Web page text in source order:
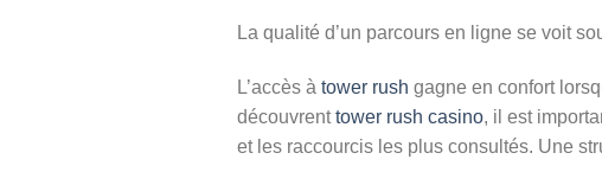
La qualité d’un parcours en ligne se voit
L’accès à tower rush gagne en confort
découvrenttower rush casino, il est
et les raccourcis les plus consultés. Une